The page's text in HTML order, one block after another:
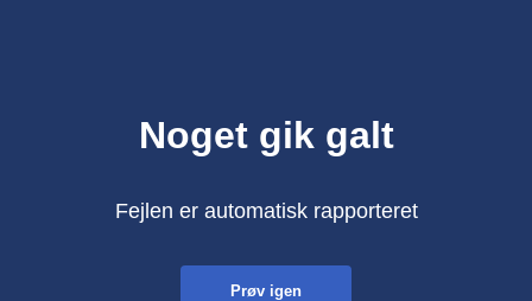
Noget gik galt
Fejlen er automatisk rapporteret
Prøv igen